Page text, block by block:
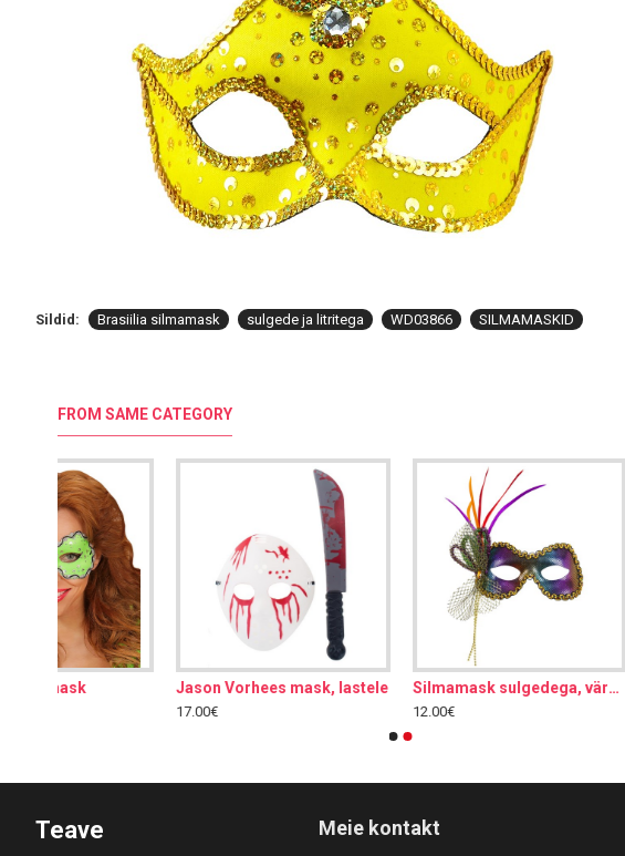
Sildid: Brasiilia silmamask sulgede ja litritega WD03866 SILMAMASKID
FROM SAME CATEGORY
Jason Vorhees mask, lastele Silmamask sulgedega, värviline Ahv, mask
Teave Meie kontakt